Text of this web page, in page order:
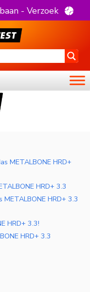
- Verzoek
METALBONE HRD+
HRD+ 3.3
HRD+ 3.3
HRD+ 3.3!
HRD+ 3.3